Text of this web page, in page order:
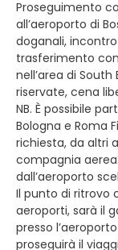
Proseguimento
all’aeroporto di
doganali,
trasferimento
nell’area di
riservate, cena
NB. È possibile
Bologna e Roma
richiesta, da altri
compagnia
dall’aeroporto
Il punto di ritrovo
aeroporti, sarà il
presso
proseguirà il